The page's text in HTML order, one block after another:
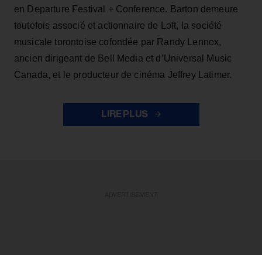
en Departure Festival + Conference. Barton demeure
toutefois associé et actionnaire de Loft, la société
musicale torontoise cofondée par Randy Lennox,
ancien dirigeant de Bell Media et d’Universal Music
Canada, et le producteur de cinéma Jeffrey Latimer.
LIRE PLUS